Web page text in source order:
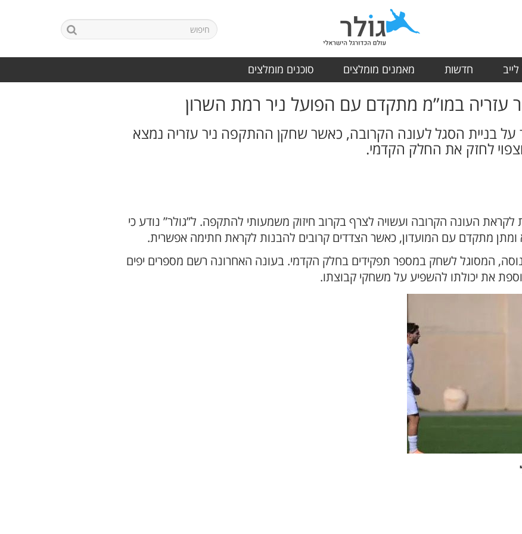
חדשות מאמנים מומלצים סוכנים מומלצים
עזריה במו”מ מתקדם עם הפועל ניר רמת השרון
בניית הסגל לעונה הקרובה, כאשר שחקן ההתקפה ניר עזריה נמצא
לחזק את החלק הקדמי.
העונה הקרובה ועשויה לצרף בקרוב חיזוק משמעותי להתקפה. ל”גולר” נודע כי
מתקדם עם המועדון, כאשר הצדדים קרובים להבנות לקראת חתימה אפשרית.
המסוגל לשחק במספר תפקידים בחלק הקדמי. בעונה האחרונה רשם מספרים יפים
את יכולתו להשפיע על משחקי קבוצתו.